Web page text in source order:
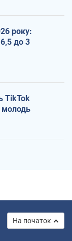
року:
до 3
TikTok
молодь
На початок